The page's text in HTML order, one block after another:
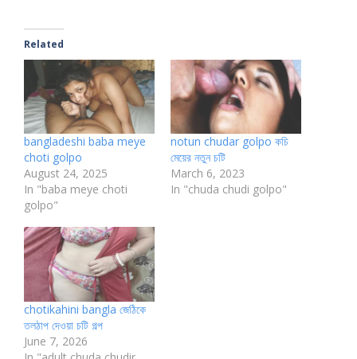
Related
bangladeshi baba meye
choti golpo
August 24, 2025
In "baba meye choti
golpo"
notun chudar golpo কচি
মেয়ের নতুন চটি
March 6, 2023
In "chuda chudi golpo"
chotikahini bangla জেঠিকে
তলঠাপ দেওয়া চটি গল্প
June 7, 2026